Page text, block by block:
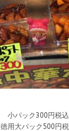
小パック300円税込
徳用大パック500円